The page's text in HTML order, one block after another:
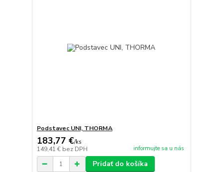
Podstavec UNI, THORMA
183,77 €/ks
149,41 € bez DPH informujte sa u nás
Pridať do košíka